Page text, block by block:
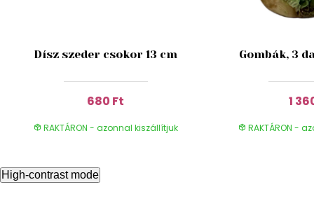
Dísz szeder csokor 13 cm
680 Ft
RAKTÁRON - azonnal kiszállítjuk
Gombák, 3
1
RAKTÁRON -
High-contrast mode